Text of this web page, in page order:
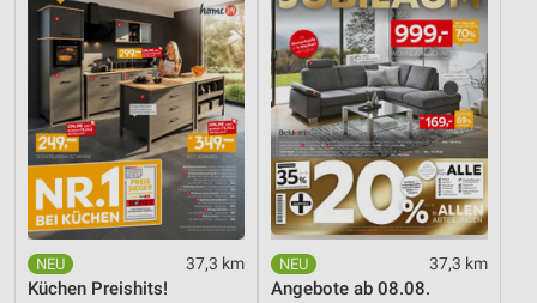
37,3 km
Küchen Preishits!
37,3 km
Angebote ab 08.08.